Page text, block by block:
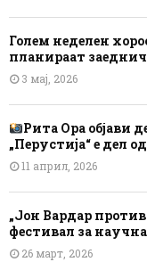
Голем неделен
планираат
3 мај, 2026
Рита Ора објави
„Перустија“ е дел
11 април, 2026
„Јон Вардар против
фестивал за
26 март, 2026